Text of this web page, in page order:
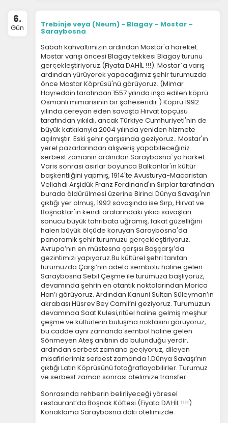
Çerez tercihlerinizi
belirleyin.
Daha fazla bilgi içinKVKK bilgilendirmemizi, çerez
kullanımvegizlilik koşullarını inceleyebilirsiniz.
Zorunlu Çerezler HER ZAMAN AKTIF
Oturum yönetimi, güvenlik ve temel site işlevleri için
gereklidir. Bu çerezler olmadan site düzgün çalışmaz
ve devre dışı bırakılamaz.
İstatistik Çerezleri
Ziyaretçilerin siteyi nasıl kullandığını anonim olarak
ölçeriz. Hangi sayfaların popüler olduğunu ve
kullanıcıların nerede zorluk yaşadığını anlamamıza
yardımcı olur.
Pazarlama Çerezleri
Size ve ilgi alanlarınıza uygun reklamlar göstermek
için kullanılır. Kapatırsanız reklamları görmeye devam
edersiniz, ancak daha az alakalı olabilirler.
Tercihleri Kaydet
6.
Gün Trebinje veya (Neum) - Blagay – Mostar –
Saraybosna
Sabah kahvaltımızın ardından Mostar'a hareket.
Mostar varışı öncesi Blagay tekkesi Blagay turunu
gerçekleştiriyoruz.(Fiyata DAHİL !!!). Mostar`a varış
ardından yürüyerek yapacağımız şehir turumuzda
önce Mostar Köprüsü'nü görüyoruz. (Mimar
Hayreddin tarafından 1557 yılında inşa edilen köprü
Osmanlı mimarisinin bir şaheseridir.) Köprü 1992
yılında cereyan eden savaşta Hırvat topçusu
tarafından yıkıldı, ancak Türkiye Cumhuriyeti'nin de
büyük katkılarıyla 2004 yılında yeniden hizmete
açılmıştır. Eski şehir çarşısında geziyoruz.. Mostar'ın
yerel pazarlarından alışveriş yapabileceğiniz
serbest zamanın ardından Saraybosna`ya harket.
Varis sonrasi asırlar boyunca Balkanlar'ın kültür
başkentliğini yapmış, 1914'te Avusturya-Macaristan
Veliahdı Arşidük Franz Ferdinand'ın Sırplar tarafından
burada öldürülmesi üzerine Birinci Dünya Savaşı'nın
çıktığı yer olmuş, 1992 savaşında ise Sırp, Hırvat ve
Boşnaklar'ın kendi aralarındaki yıkıcı savaşları
sonucu büyük tahribata uğramış, fakat güzelliğini
halen büyük ölçüde koruyan Saraybosna'da
panoramik şehir turumuzu gerçekleştiriyoruz.
Avrupa’nın en müstesna çarşısı Başçarşı’da
gezintimizi yapıyoruz.Bu kültürel şehri tanıtan
turumuzda Çarşı’nın adeta sembolu haline gelen
Saraybosna Sebil Çeşme ile turumuza başlıyoruz,
devamında şehrin en otantik noktalarından Morica
Han’ı görüyoruz. Ardından Kanuni Sultan Süleyman’ın
akrabası Hüsrev Bey Camii’ni geziyoruz. Turumuzun
devamında Saat Kulesi,ritüel haline gelmiş meşhur
çeşme ve kültürlerin buluşma noktasını görüyoruz,
bu cadde aynı zamanda sembol haline gelen
Sönmeyen Ateş anıtının da bulunduğu yerdir,
ardından serbest zamana geçiyoruz, dileyen
misafirlerimiz serbest zamanda 1.Dünya Savaşı’nın
çıktığı Latin Köprüsünü fotoğraflayabilirler. Turumuz
ve serbest zaman sonrası otelimize transfer.
Sonrasında rehberin belirliyeceği yöresel
restaurant’da Boşnak Köftesi.(Fiyata DAHİL !!!!)
Konaklama Saraybosna daki otelimizde.